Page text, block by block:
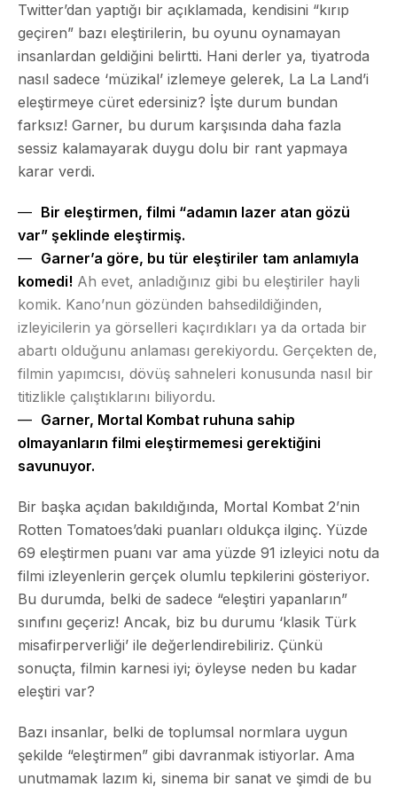
Twitter’dan yaptığı bir açıklamada, kendisini “kırıp
geçiren” bazı eleştirilerin, bu oyunu oynamayan
insanlardan geldiğini belirtti. Hani derler ya, tiyatroda
nasıl sadece ‘müzikal’ izlemeye gelerek, La La Land’i
eleştirmeye cüret edersiniz? İşte durum bundan
farksız! Garner, bu durum karşısında daha fazla
sessiz kalamayarak duygu dolu bir rant yapmaya
karar verdi.
Bir eleştirmen, filmi “adamın lazer atan gözü
var” şeklinde eleştirmiş.
Garner’a göre, bu tür eleştiriler tam anlamıyla
komedi! Ah evet, anladığınız gibi bu eleştiriler hayli
komik. Kano’nun gözünden bahsedildiğinden,
izleyicilerin ya görselleri kaçırdıkları ya da ortada bir
abartı olduğunu anlaması gerekiyordu. Gerçekten de,
filmin yapımcısı, dövüş sahneleri konusunda nasıl bir
titizlikle çalıştıklarını biliyordu.
Garner, Mortal Kombat ruhuna sahip
olmayanların filmi eleştirmemesi gerektiğini
savunuyor.
Bir başka açıdan bakıldığında, Mortal Kombat 2’nin
Rotten Tomatoes’daki puanları oldukça ilginç. Yüzde
69 eleştirmen puanı var ama yüzde 91 izleyici notu da
filmi izleyenlerin gerçek olumlu tepkilerini gösteriyor.
Bu durumda, belki de sadece “eleştiri yapanların”
sınıfını geçeriz! Ancak, biz bu durumu ‘klasik Türk
misafirperverliği’ ile değerlendirebiliriz. Çünkü
sonuçta, filmin karnesi iyi; öyleyse neden bu kadar
eleştiri var?
Bazı insanlar, belki de toplumsal normlara uygun
şekilde “eleştirmen” gibi davranmak istiyorlar. Ama
unutmamak lazım ki, sinema bir sanat ve şimdi de bu